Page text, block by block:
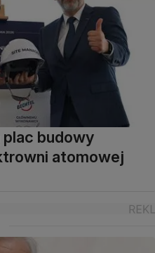
budowy
atomowej